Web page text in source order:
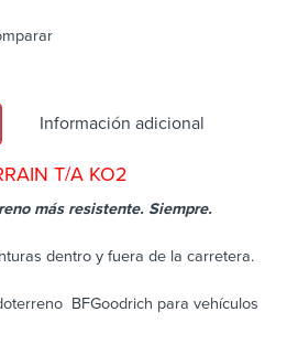
Información adicional
T/A KO2
más resistente. Siempre.​​​​​​
dentro y fuera de la carretera.
BFGoodrich para vehículos